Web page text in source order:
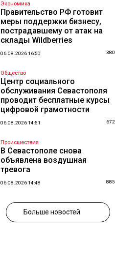
Экономика
Правительство РФ готовит
меры поддержки бизнесу,
пострадавшему от атак на
склады Wildberries
06.08.2026 16:50 380
Общество
Центр социального
обслуживания Севастополя
проводит бесплатные курсы
цифровой грамотности
06.08.2026 14:51 672
Происшествия
В Севастополе снова
объявлена воздушная
тревога
06.08.2026 14:48 885
Больше новостей